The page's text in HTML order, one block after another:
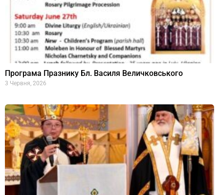
Програма Празнику Бл. Василя Величковського
3 Червня, 2026